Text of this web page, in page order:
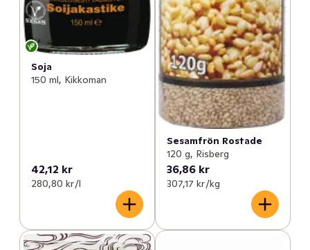
Soja
150 ml, Kikkoman
42,12 kr
280,80 kr /l
Sesamfrön Rostade
120 g, Risberg
36,86 kr
307,17 kr /kg